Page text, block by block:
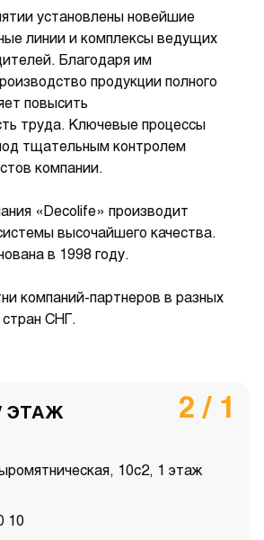
установлены новейшие
линии и комплексы ведущих
Благодаря им
продукции полного
повысить
труда. Ключевые процессы
тщательным контролем
компании.
«Decolife» производит
высочайшего качества.
в 1998 году.
компаний-партнеров в разных
стран СНГ.
ЭТАЖ 2 / 1
10с2, 1 этаж
10